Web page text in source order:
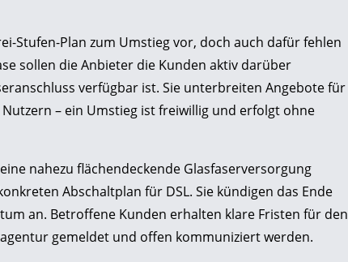
Stufen-Plan zum Umstieg vor, doch auch dafür fehlen
sollen die Anbieter die Kunden aktiv ­darüber
verfügbar ist. Sie unterbreiten Angebote für
– ein Umstieg ist freiwillig und erfolgt ohne
nahezu flächendeckende Glasfaserversorgung
Abschaltplan für DSL. Sie kündigen das Ende
an. Betroffene Kunden erhalten klare Fristen für den
gemeldet und offen kommuniziert werden.